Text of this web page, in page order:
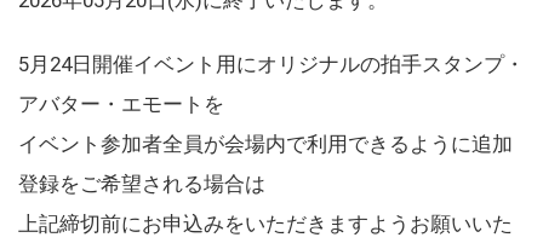
5月24日開催イベント用にオリジナルの拍手スタンプ・
アバター・エモートを
イベント参加者全員が会場内で利用できるように追加
登録をご希望される場合は
上記締切前にお申込みをいただきますようお願いいた